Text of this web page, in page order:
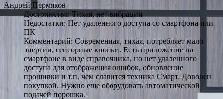
Андрей Пермяков
Достоинства: Тихая, нет вибрации
Недостатки: Нет удаленного доступа со смартфона или
ПК
Комментарий: Современная, тихая, потребляет мало
энергии, сенсорные кнопки. Есть приложение на
смартфоне в виде справочника, но нет удаленного
доступа для отображения ошибок, обновление
прошивки и т.п, чем славится техника Смарт. Доволен
покупкой. Нужно еще оборудовать автоматической
подачей порошка.